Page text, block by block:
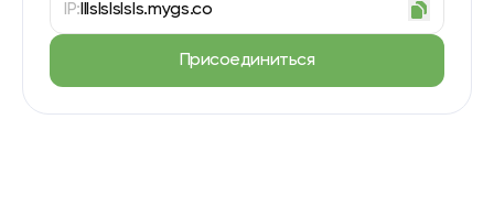
IP: lllslslslsls.mygs.co
Присоединиться